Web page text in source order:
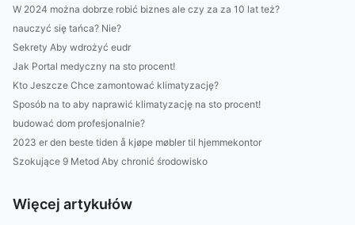
W 2024 można dobrze robić biznes ale czy za za 10 lat też?
nauczyć się tańca? Nie?
Sekrety Aby wdrożyć eudr
Jak Portal medyczny na sto procent!
Kto Jeszcze Chce zamontować klimatyzację?
Sposób na to aby naprawić klimatyzację na sto procent!
budować dom profesjonalnie?
2023 er den beste tiden å kjøpe møbler til hjemmekontor
Szokujące 9 Metod Aby chronić środowisko
Więcej artykułów